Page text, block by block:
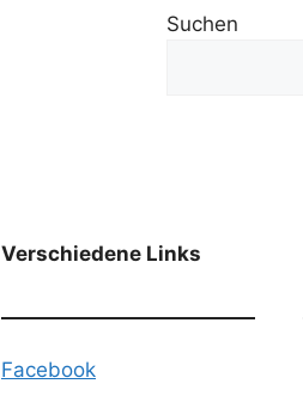
Suchen
Verschiedene Links
Facebook